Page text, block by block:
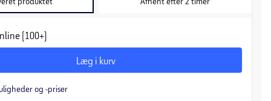
(100+)
Læg i kurv
og -priser